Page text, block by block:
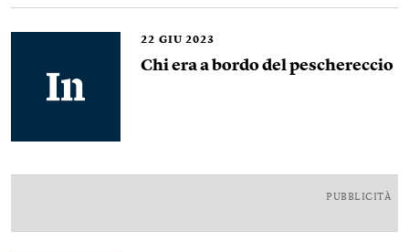
22 GIU 2023
Chi era a bordo del peschereccio
PUBBLICITÀ